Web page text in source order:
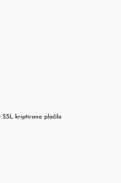
SSL kriptirano plačilo